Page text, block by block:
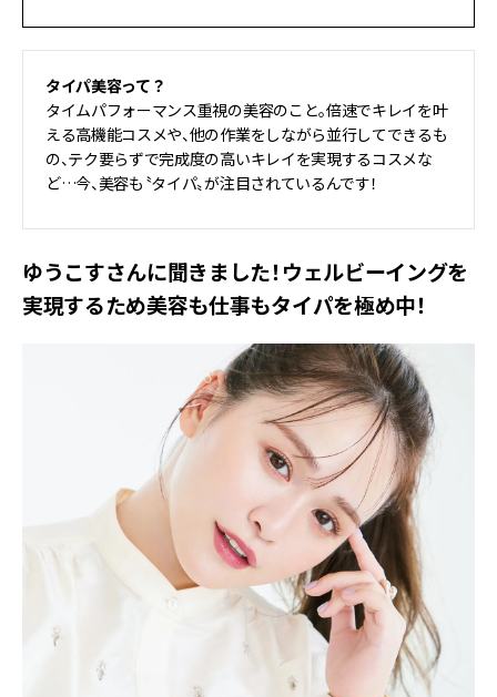
タイパ美容って？
タイムパフォーマンス重視の美容のこと。倍速でキレイを叶
える高機能コスメや、他の作業をしながら並行してできるも
の、テク要らずで完成度の高いキレイを実現するコスメな
ど…今、美容も〝タイパ〟が注目されているんです！
ゆうこすさんに聞きました！ウェルビーイングを
実現するため美容も仕事もタイパを極め中！